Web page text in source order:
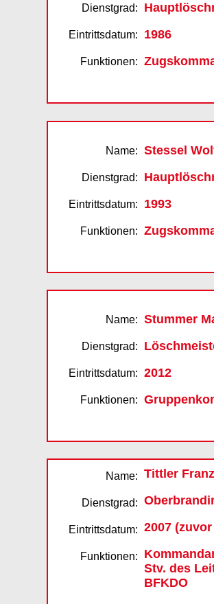
Dienstgrad:
Eintrittsdatum:
Funktionen:
1986
Name:
Dienstgrad:
Eintrittsdatum:
Funktionen:
Stessel
1993
Name:
Dienstgrad:
Eintrittsdatum:
Funktionen:
Stummer
2012
Name:
Dienstgrad:
Eintrittsdatum:
Funktionen:
Tittler Franz
2007
Stv. des
BFKDO